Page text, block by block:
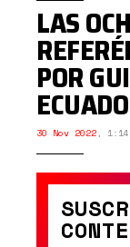
LAS
POR
30 Nov 2022,